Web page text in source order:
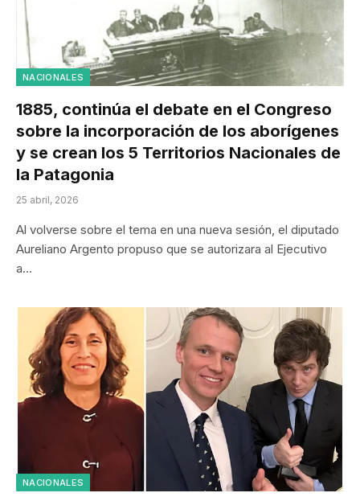
NACIONALES
1885, continúa el debate en el Congreso
sobre la incorporación de los aborígenes
y se crean los 5 Territorios Nacionales de
la Patagonia
25 abril, 2026
Al volverse sobre el tema en una nueva sesión, el diputado
Aureliano Argento propuso que se autorizara al Ejecutivo
a…
NACIONALES